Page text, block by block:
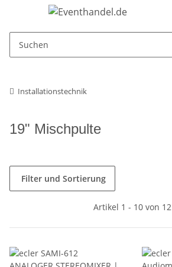
Installationstechnik
19" Mischpulte
Filter und Sortierung
Artikel 1 - 10 von 12